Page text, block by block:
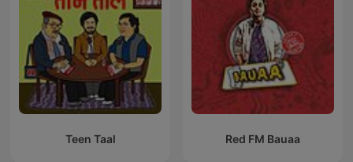
Teen Taal Red FM Bauaa